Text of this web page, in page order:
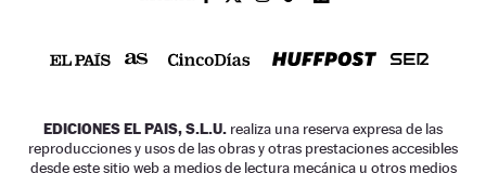
EDICIONES EL PAIS, S.L.U. realiza una reserva expresa de las
reproducciones y usos de las obras y otras prestaciones accesibles
desde este sitio web a medios de lectura mecánica u otros medios